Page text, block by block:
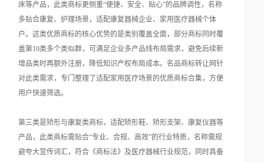
床等产品，此类商标更侧重“便捷、安全、贴心”的品牌调性，名称
多贴合康复、护理场景，适配康复器械企业、家用医疗器械个体
户。这类优质商标的核心优势的是类别覆盖全面，部分商标同时覆
盖第10类多个类似群，可满足企业多产品线布局需求，避免后续新
增品类时再额外注册，降低知识产权布局成本。名品商标转让网针
对此类需求，专门整理了适配家用医疗场景的优质商标合集，方便
用户快速筛选。
第三类是矫形与康复类商标，适配矫形鞋、矫形支架、康复仪器等
产品，此类商标需贴合“专业、合规、高效”的行业特质，名称需规
避夸大宣传词汇，符合《商标法》及医疗器械行业规范，同时具备